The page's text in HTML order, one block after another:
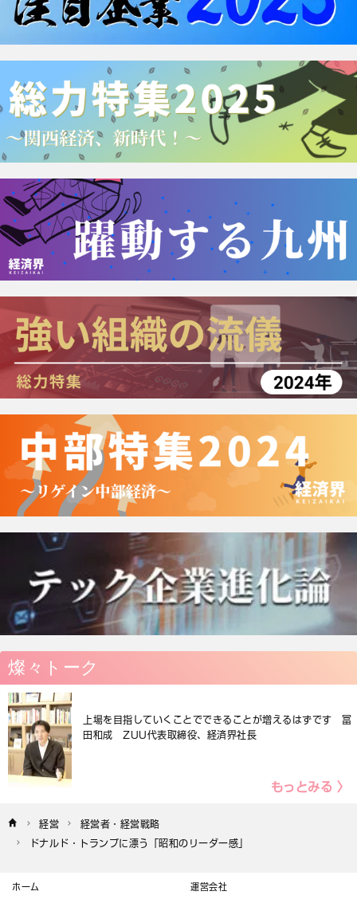
燦々トーク
上場を目指していくことでできることが増えるはずです 冨
田和成 ZUU代表取締役、経済界社長
もっとみる 〉
経営
経営者・経営戦略
ドナルド・トランプに漂う「昭和のリーダー感」
ホーム 運営会社